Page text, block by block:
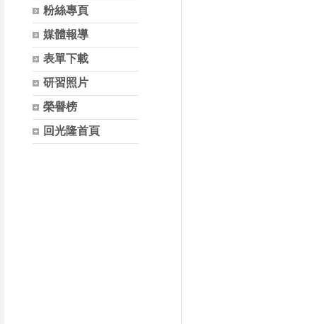
粉絲專頁
媒體報導
表單下載
研習照片
榮譽榜
回光隆首頁